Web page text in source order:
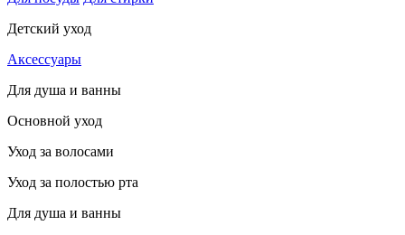
Детский уход
Аксессуары
Для душа и ванны
Основной уход
Уход за волосами
Уход за полостью рта
Для душа и ванны